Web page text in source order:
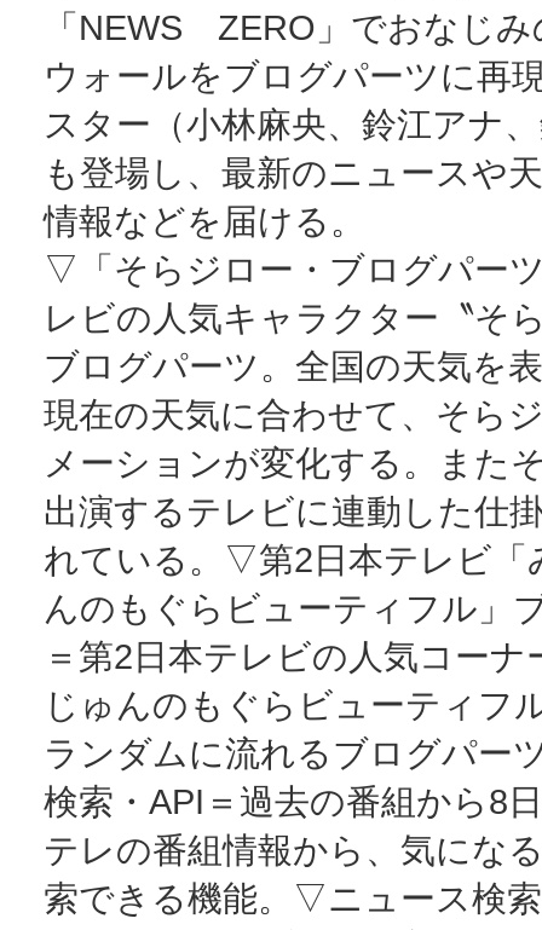
「NEWS ZERO」でおなじ
ウォールをブログパーツに再
スター（小林麻央、鈴江アナ
も登場し、最新のニュースや
情報などを届ける。
▽「そらジロー・ブログパー
レビの人気キャラクター〝そ
ブログパーツ。全国の天気を
現在の天気に合わせて、そら
メーションが変化する。また
出演するテレビに連動した仕
れている。▽第2日本テレビ「
んのもぐらビューティフル」
＝第2日本テレビの人気コーナ
じゅんのもぐらビューティフ
ランダムに流れるブログパー
検索・API＝過去の番組から8
テレの番組情報から、気にな
索できる機能。▽ニュース検